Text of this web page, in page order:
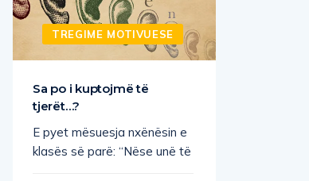
TREGIME MOTIVUESE
Sa po i kuptojmë të
tjerët…?
E pyet mësuesja nxënësin e
klasës së parë: “Nëse unë të